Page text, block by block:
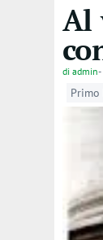
Al
di admin-
Primo